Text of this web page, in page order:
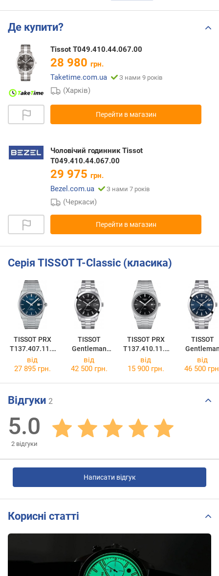
Де купити?
Tissot T049.410.44.067.00
28 980 грн.
Taketime.com.ua
З нами 9 років
(Харків)
Перейти в магазин
Чоловічий годинник Tissot
T049.410.44.067.00
29 975 грн.
Bezel.com.ua
З нами 7 років
(Черкаси)
Перейти в магазин
Серія TISSOT T-Classic (класика)
TISSOT PRX
T137.407.11.0
41.00
TISSOT
Gentleman
Powermatic 80
Silicium
51.00
TISSOT PRX
T137.410.11.0
51.00
TISSOT
Powermatic
Silicium
41.00
від
27 895 грн.
від
42 500 грн.
від
15 900 грн.
від
46 500
Відгуки 2
5.0
2 відгуки
Написати відгук
Корисні статті